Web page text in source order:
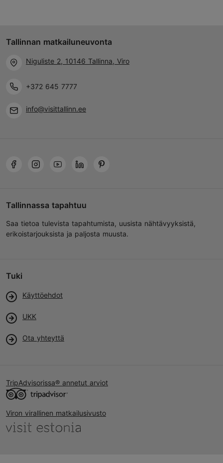
Tallinnan matkailuneuvonta
Niguliste 2, 10146 Tallinna, Viro
+372 645 7777
info@visittallinn.ee
Tallinnassa tapahtuu
Saa tietoa tulevista tapahtumista, uusista nähtävyyksistä,
erikoistarjouksista ja paljosta muusta.
Tuki
Käyttöehdot
UKK
Ota yhteyttä
TripAdvisorissa® annetut arviot
Viron virallinen matkailusivusto